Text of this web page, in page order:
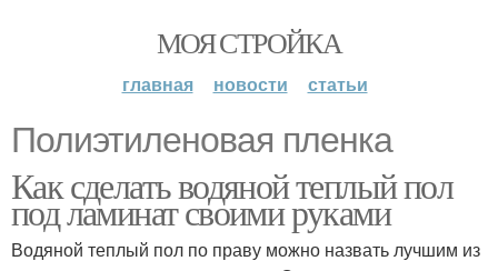
МОЯ СТРОЙКА
главная новости статьи
Полиэтиленовая пленка
Как сделать водяной теплый пол
под ламинат своими руками
Водяной теплый пол по праву можно назвать лучшим из